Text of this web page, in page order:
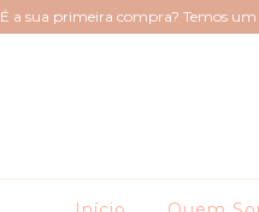
É a sua primeira compra? Temos